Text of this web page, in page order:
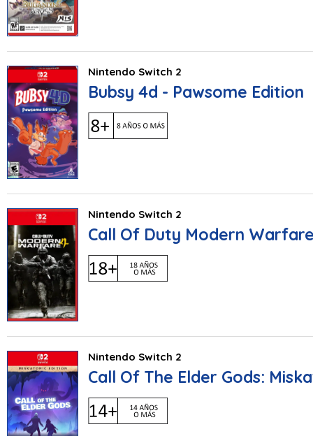
Nintendo Switch 2
Bubsy 4d - Pawsome Edition
Nintendo Switch 2
Call Of Duty Modern
Nintendo Switch 2
Call Of The Elder Gods: